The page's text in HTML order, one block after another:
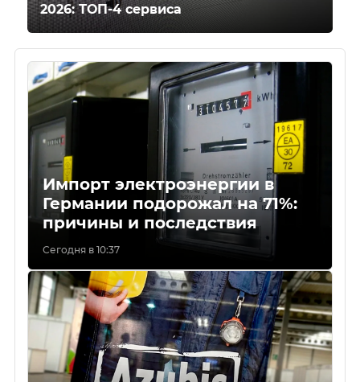
2026: ТОП-4 сервиса
Импорт электроэнергии в
Германии подорожал на 71%:
причины и последствия
Сегодня в 10:37